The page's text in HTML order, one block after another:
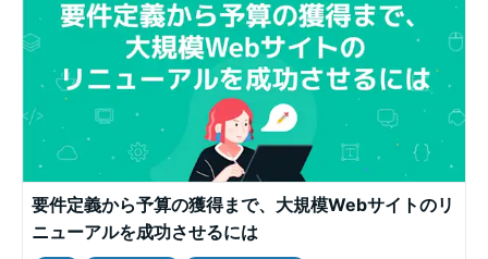
要件定義から予算の獲得まで、大規模Webサイトのリ
ニューアルを成功させるには